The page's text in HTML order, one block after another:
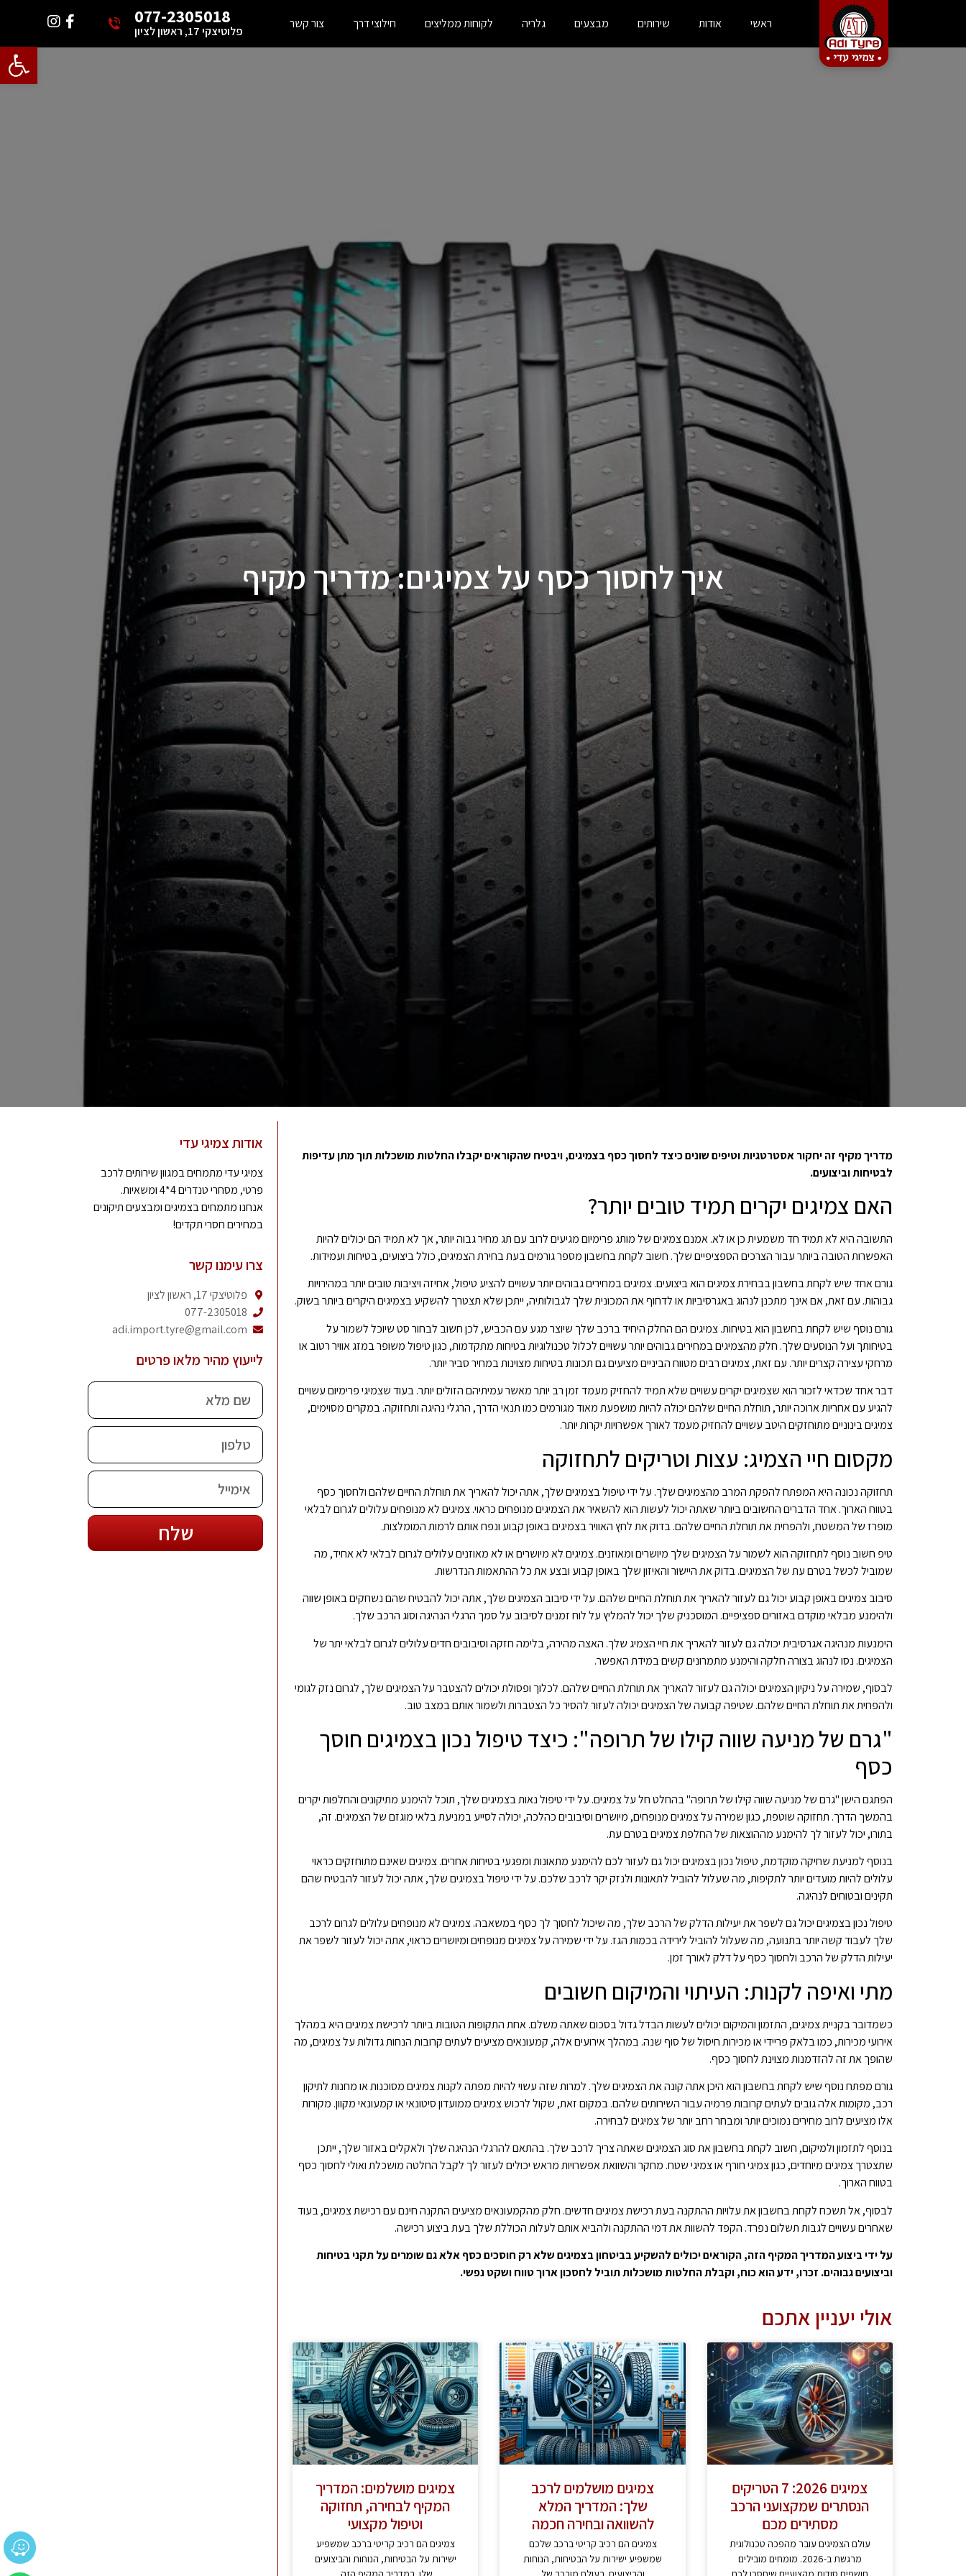
פתח
ראשי אודות שירותים מבצעים גלריה לקוחות ממליצים חילוצי דרך צור קשר 077-2305018
פלוטיצקי 17, ראשון לציון
איך לחסוך כסף על צמיגים: מדריך מקיף
מדריךמקיף זהיחקוראסטרטגיותוטיפיםשוניםכיצד לחסוךכסףבצמיגים,ויבטיח שהקוראיםיקבלוהחלטותמושכלותתוךמתןעדיפות
לבטיחותוביצועים.
האם צמיגים יקרים תמיד טובים יותר?
התשובה היא לא תמיד חד משמעית כן או לא. אמנם צמיגים של מותג פרימיום מגיעים לרוב עם תג מחיר גבוה יותר, אך לא תמיד הם יכולים להיות
האפשרות הטובה ביותר עבור הצרכים הספציפיים שלך. חשוב לקחת בחשבון מספר גורמים בעת בחירת הצמיגים, כולל ביצועים, בטיחות ועמידות.
גורם אחד שיש לקחת בחשבון בבחירת צמיגים הוא ביצועים. צמיגים במחירים גבוהים יותר עשויים להציע טיפול, אחיזה ויציבות טובים יותר במהירויות
גבוהות. עם זאת, אם אינך מתכנן לנהוג באגרסיביות או לדחוף את המכונית שלך לגבולותיה, ייתכן שלא תצטרך להשקיע בצמיגים היקרים ביותר בשוק.
גורם נוסף שיש לקחת בחשבון הוא בטיחות. צמיגים הם החלק היחיד ברכב שלך שיוצר מגע עם הכביש, לכן חשוב לבחור סט שיוכל לשמור על
בטיחותך ועל הנוסעים שלך. חלק מהצמיגים במחירים גבוהים יותר עשויים לכלול טכנולוגיות בטיחות מתקדמות, כגון טיפול משופר במזג אוויר רטוב או
מרחקי עצירה קצרים יותר. עם זאת, צמיגים רבים מטווח הביניים מציעים גם תכונות בטיחות מצוינות במחיר סביר יותר.
דבר אחד שכדאי לזכור הוא שצמיגים יקרים עשויים שלא תמיד להחזיק מעמד זמן רב יותר מאשר עמיתיהם הזולים יותר. בעוד שצמיגי פרימיום עשויים
להגיע עם אחריות ארוכה יותר, תוחלת החיים שלהם יכולה להיות מושפעת מאוד מגורמים כמו תנאי הדרך, הרגלי נהיגה ותחזוקה. במקרים מסוימים,
צמיגים בינוניים מתוחזקים היטב עשויים להחזיק מעמד לאורך אפשרויות יקרות יותר.
מקסום חיי הצמיג: עצות וטריקים לתחזוקה
תחזוקה נכונה היא המפתח להפקת המרב מהצמיגים שלך. על ידי טיפול בצמיגים שלך, אתה יכול להאריך את תוחלת החיים שלהם ולחסוך כסף
בטווח הארוך. אחד הדברים החשובים ביותר שאתה יכול לעשות הוא להשאיר את הצמיגים מנופחים כראוי. צמיגים לא מנופחים עלולים לגרום לבלאי
מופרז של המשטח, ולהפחית את תוחלת החיים שלהם. בדוק את לחץ האוויר בצמיגים באופן קבוע ונפח אותם לרמות המומלצות.
טיפ חשוב נוסף לתחזוקה הוא לשמור על הצמיגים שלך מיושרים ומאוזנים. צמיגים לא מיושרים או לא מאוזנים עלולים לגרום לבלאי לא אחיד, מה
שמוביל לכשל בטרם עת של הצמיגים. בדוק את היישור והאיזון שלך באופן קבוע ובצע את כל ההתאמות הנדרשות.
סיבוב צמיגים באופן קבוע יכול גם לעזור להאריך את תוחלת החיים שלהם. על ידי סיבוב הצמיגים שלך, אתה יכול להבטיח שהם נשחקים באופן שווה
ולהימנע מבלאי מוקדם באזורים ספציפיים. המוסכניק שלך יכול להמליץ על לוח זמנים לסיבוב על סמך הרגלי הנהיגה וסוג הרכב שלך.
הימנעות מנהיגה אגרסיבית יכולה גם לעזור להאריך את חיי הצמיג שלך. האצה מהירה, בלימה חזקה וסיבובים חדים עלולים לגרום לבלאי יתר של
הצמיגים. נסו לנהוג בצורה חלקה והימנע מתמרונים קשים במידת האפשר.
לבסוף, שמירה על ניקיון הצמיגים יכולה גם לעזור להאריך את תוחלת החיים שלהם. לכלוך ופסולת יכולים להצטבר על הצמיגים שלך, לגרום נזק לגומי
ולהפחית את תוחלת החיים שלהם. שטיפה קבועה של הצמיגים יכולה לעזור להסיר כל הצטברות ולשמור אותם במצב טוב.
"גרם של מניעה שווה קילו של תרופה": כיצד טיפול נכון בצמיגים חוסך
כסף
הפתגם הישן "גרם של מניעה שווה קילו של תרופה" בהחלט חל על צמיגים. על ידי טיפול נאות בצמיגים שלך, תוכל להימנע מתיקונים והחלפות יקרים
בהמשך הדרך. תחזוקה שוטפת, כגון שמירה על צמיגים מנופחים, מיושרים וסיבובים כהלכה, יכולה לסייע במניעת בלאי מוגזם של הצמיגים. זה,
בתורו, יכול לעזור לך להימנע מההוצאות של החלפת צמיגים בטרם עת.
בנוסף למניעת שחיקה מוקדמת, טיפול נכון בצמיגים יכול גם לעזור לכם להימנע מתאונות ומפגעי בטיחות אחרים. צמיגים שאינם מתוחזקים כראוי
עלולים להיות מועדים יותר לתקיפות, מה שעלול להוביל לתאונות ולנזק יקר לרכב שלכם. על ידי טיפול בצמיגים שלך, אתה יכול לעזור להבטיח שהם
תקינים ובטוחים לנהיגה.
טיפול נכון בצמיגים יכול גם לשפר את יעילות הדלק של הרכב שלך, מה שיכול לחסוך לך כסף במשאבה. צמיגים לא מנופחים עלולים לגרום לרכב
שלך לעבוד קשה יותר בתנועה, מה שעלול להוביל לירידה בכמות הגז. על ידי שמירה על צמיגים מנופחים ומיושרים כראוי, אתה יכול לעזור לשפר את
יעילות הדלק של הרכב ולחסוך כסף על דלק לאורך זמן.
מתי ואיפה לקנות: העיתוי והמיקום חשובים
כשמדובר בקניית צמיגים, התזמון והמיקום יכולים לעשות הבדל גדול בסכום שאתה משלם. אחת התקופות הטובות ביותר לרכישת צמיגים היא במהלך
אירועי מכירות, כמו בלאק פריידי או מכירות חיסול של סוף שנה. במהלך אירועים אלה, קמעונאים מציעים לעתים קרובות הנחות גדולות על צמיגים, מה
שהופך את זה להזדמנות מצוינת לחסוך כסף.
גורם מפתח נוסף שיש לקחת בחשבון הוא היכן אתה קונה את הצמיגים שלך. למרות שזה עשוי להיות מפתה לקנות צמיגים מסוכנות או מחנות לתיקון
רכב, מקומות אלה גובים לעתים קרובות פרמיה עבור השירותים שלהם. במקום זאת, שקול לרכוש צמיגים ממועדון סיטונאי או קמעונאי מקוון. מקורות
אלו מציעים לרוב מחירים נמוכים יותר ומבחר רחב יותר של צמיגים לבחירה.
בנוסף לתזמון ולמיקום, חשוב לקחת בחשבון את סוג הצמיגים שאתה צריך לרכב שלך. בהתאם להרגלי הנהיגה שלך ולאקלים באזור שלך, ייתכן
שתצטרך צמיגים מיוחדים, כגון צמיגי חורף או צמיגי שטח. מחקר והשוואת אפשרויות מראש יכולים לעזור לך לקבל החלטה מושכלת ואולי לחסוך כסף
בטווח הארוך.
לבסוף, אל תשכח לקחת בחשבון את עלויות ההתקנה בעת רכישת צמיגים חדשים. חלק מהקמעונאים מציעים התקנה חינם עם רכישת צמיגים, בעוד
שאחרים עשויים לגבות תשלום נפרד. הקפד להשוות את דמי ההתקנה ולהביא אותם לעלות הכוללת שלך בעת ביצוע רכישה.
עלידיביצועהמדריךהמקיףהזה,הקוראיםיכוליםלהשקיעבביטחוןבצמיגיםשלארק חוסכיםכסףאלאגםשומריםעלתקניבטיחות
וביצועיםגבוהים. זכרו,ידעהואכוח,וקבלתהחלטותמושכלותתוביל לחסכוןארוךטווחושקטנפשי.
אולי יעניין אתכם
צמיגים 2026: 7 הטריקים
הנסתרים שמקצועני הרכב
מסתירים מכם
עולם הצמיגים עובר מהפכה טכנולוגית
מרגשת ב-2026. מומחים מובילים
צמיגים מושלמים לרכב
שלך: המדריך המלא
להשוואה ובחירה חכמה
צמיגים הם רכיב קריטי ברכב שלכם
שמשפיע ישירות על הבטיחות, הנוחות
צמיגים מושלמים: המדריך
המקיף לבחירה, תחזוקה
וטיפול מקצועי
צמיגים הם רכיב קריטי ברכב שמשפיע
ישירות על הבטיחות, הנוחות והביצועים
אודות צמיגי עדי
צמיגי עדי מתמחים במגוון שירותים לרכב
פרטי, מסחרי טנדרים 4*4 ומשאיות.
אנחנו מתמחים בצמיגים ומבצעים תיקונים
במחירים חסרי תקדים!
צרו עימנו קשר
פלוטיצקי 17, ראשון לציון
077-2305018
adi.import.tyre@gmail.com
לייעוץ מהיר מלאו פרטים
שלח